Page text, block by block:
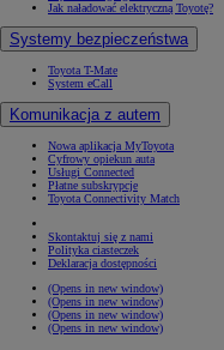
Jak naładować elektryczną Toyotę?
Systemy bezpieczeństwa
Toyota T-Mate
System eCall
Komunikacja z autem
Nowa aplikacja MyToyota
Cyfrowy opiekun auta
Usługi Connected
Płatne subskrypcje
Toyota Connectivity Match
Skontaktuj się z nami
Polityka ciasteczek
Deklaracja dostępności
(Opens in new window)
(Opens in new window)
(Opens in new window)
(Opens in new window)